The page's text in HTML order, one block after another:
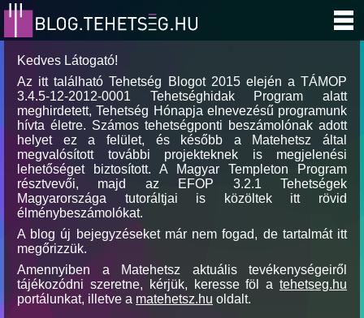
Kedves Látogató!
Az itt található Tehetség Blogot 2015 elején a TÁMOP
3.4.5-12-2012-0001 Tehetséghidak Program alatt
meghirdetett, Tehetség Hónapja elnevezésű programunk
hívta életre. Számos tehetségponti beszámolónak adott
helyet ez a felület, és később a Matehetsz által
megvalósított további projekteknek is megjelenési
lehetőséget biztosított. A Magyar Templeton Program
résztvevői, majd az EFOP 3.2.1 Tehetségek
Magyarországa tutoráltjai is közöltek itt rövid
élménybeszámolókat.
A blog új bejegyzéseket már nem fogad, de tartalmát itt
megőrizzük.
Amennyiben a Matehetsz aktuális tevékenységeiről
tájékozódni szeretne, kérjük, keresse föl a tehetseg.hu
portálunkat, illetve a matehetsz.hu oldalt.